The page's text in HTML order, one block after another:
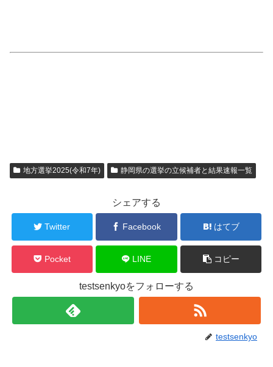
地方選挙2025(令和7年) 静岡県の選挙の立候補者と結果速報一覧
シェアする
Twitter Facebook はてブ
Pocket LINE コピー
testsenkyoをフォローする
testsenkyo